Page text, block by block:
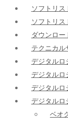
ソフトリス
ソフトリ
ダウンロー
テクニカル
デジタルロ
デジタルロ
デジタルロ
デジタルロ
ベオ